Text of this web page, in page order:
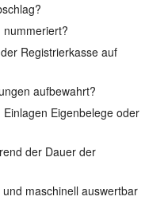
Registrierkasse auf
aufbewahrt?
Eigenbelege oder
der Dauer der
maschinell auswertbar